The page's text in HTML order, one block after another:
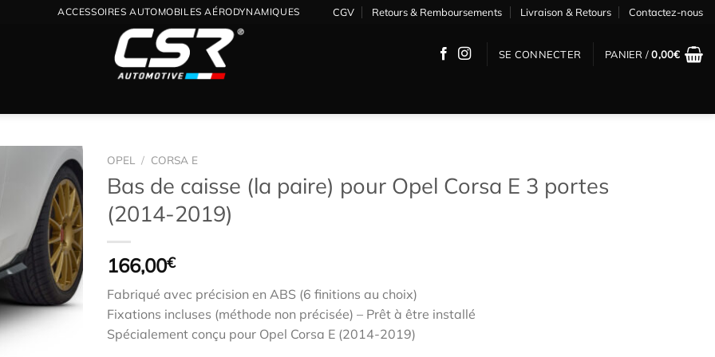
ACCESSOIRES AUTOMOBILES AÉRODYNAMIQUES CGV Retours & Remboursements Livraison & Retours Contactez-nous
SE CONNECTER PANIER /0,00€
Ajouter
à la
wishlist
OPEL / CORSA E
Bas de caisse (la paire) pour Opel Corsa E 3 portes
(2014-2019)
166,00€
Fabriqué avec précision en ABS (6 finitions au choix)
Fixations incluses (méthode non précisée) – Prêt à être installé
Spécialement conçu pour Opel Corsa E (2014-2019)